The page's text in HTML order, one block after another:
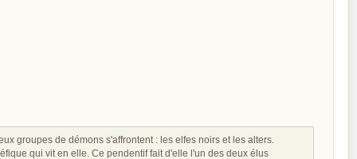
groupes de démons s'affrontent : les elfes noirs et les alters.
qui vit en elle. Ce pendentif fait d'elle l'un des deux élus